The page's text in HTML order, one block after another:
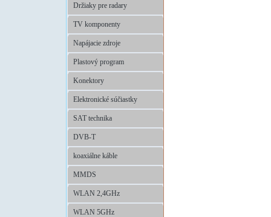
Držiaky pre radary
TV komponenty
Napájacie zdroje
Plastový program
Konektory
Elektronické súčiastky
SAT technika
DVB-T
koaxiálne káble
MMDS
WLAN 2,4GHz
WLAN 5GHz